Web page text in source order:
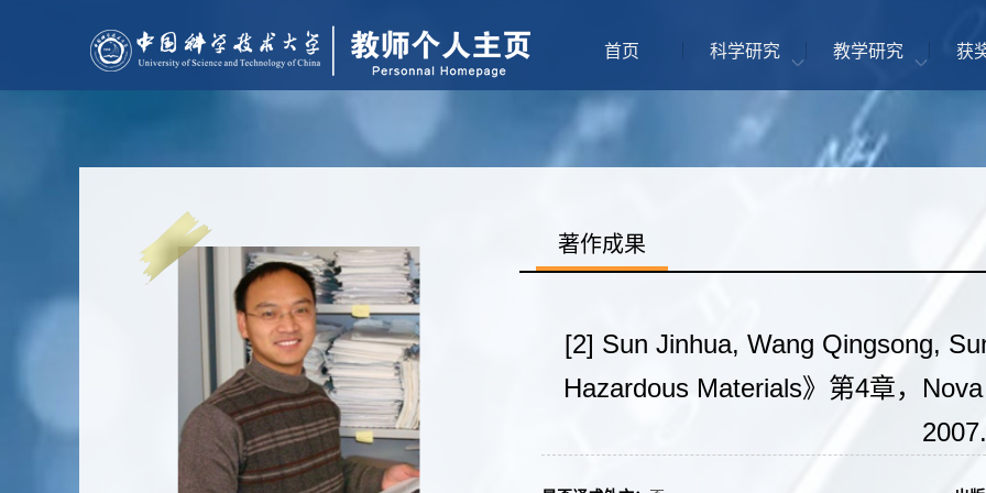
首页 科学研究 教学研究 获
著作成果
[2] Sun Jinhua, Wang Qingsong,
Hazardous Materials》第4章，
2007.